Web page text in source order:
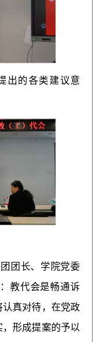
出的各类建议意
团长、学院党委
教代会是畅通诉
真对待，在党政
形成提案的予以